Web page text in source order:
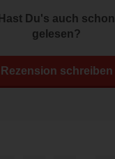
Hast Du's auch schon
gelesen?
Rezension schreiben